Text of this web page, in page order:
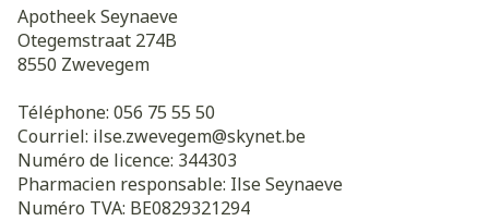
Apotheek Seynaeve
Otegemstraat 274B
8550 Zwevegem
Téléphone: 056 75 55 50
Courriel: ilse.zwevegem@skynet.be
Numéro de licence: 344303
Pharmacien responsable: Ilse Seynaeve
Numéro TVA: BE0829321294